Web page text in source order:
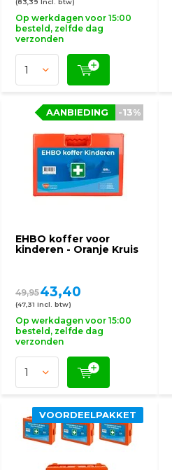
(83,39 Incl. btw)
Op werkdagen voor 15:00
besteld, zelfde dag
verzonden
EHBO koffer voor
kinderen - Oranje Kruis
-13%
AANBIEDING
49,9543,40
(47,31 Incl. btw)
Op werkdagen voor 15:00
besteld, zelfde dag
verzonden
VOORDEELPAKKET